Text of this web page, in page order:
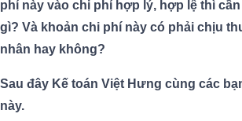
phí này vào chi phí hợp lý, hợp lệ thì
gì? Và khoản chi phí này có phải chịu
nhân hay không?
Sau đây Kế toán Việt Hưng cùng các
này.